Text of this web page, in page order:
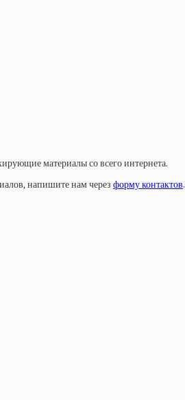
материалы со всего интернета.
напишите нам через форму контактов.